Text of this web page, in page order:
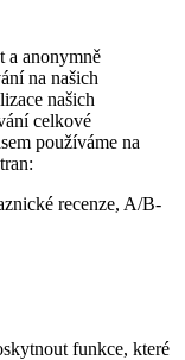
a anonymně
na našich
našich
celkové
používáme na
recenze, A/B-
funkce, které